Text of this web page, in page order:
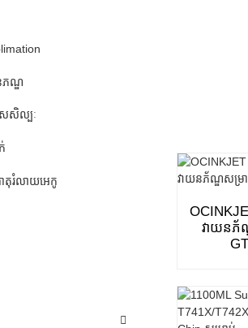
ភណ្ឌ
សសិល្បៈ
ាតុរំលាយអេកូ
វាយនភ័